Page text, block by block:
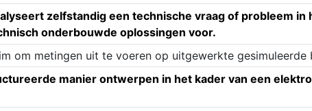
zelfstandig een technische vraag of probleem in
onderbouwde oplossingen voor.
om metingen uit te voeren op uitgewerkte gesimuleerde
manier ontwerpen in het kader van een